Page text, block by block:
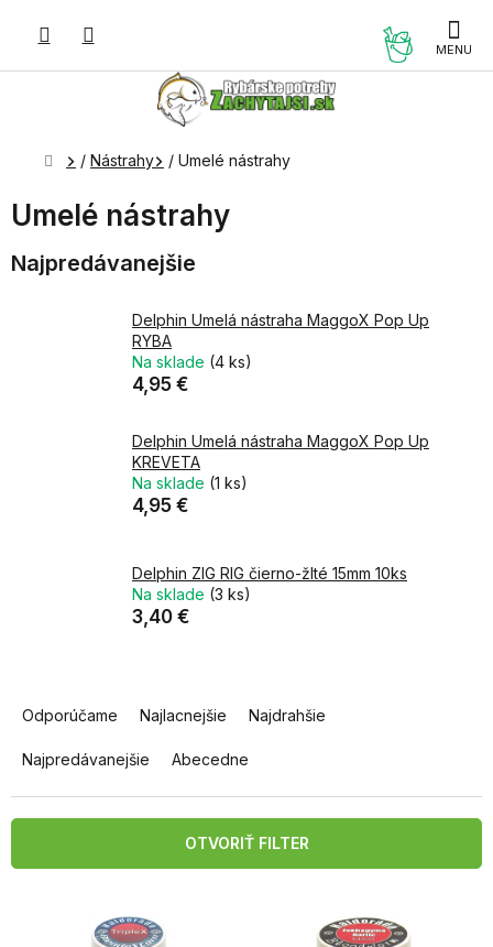
Domov
/ Nástrahy / Umelé nástrahy
Umelé nástrahy
Najpredávanejšie
Delphin Umelá nástraha MaggoX Pop Up
RYBA
Na sklade (4 ks)
4,95 €
Delphin Umelá nástraha MaggoX Pop Up
KREVETA
Na sklade (1 ks)
4,95 €
Delphin ZIG RIG čierno-žlté 15mm 10ks
Na sklade (3 ks)
3,40 €
a
e
p
Odporúčame Najlacnejšie Najdrahšie
Najpredávanejšie Abecedne
OTVORIŤ FILTER